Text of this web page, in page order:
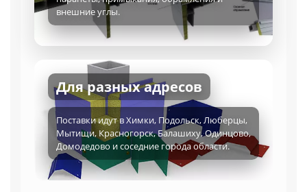
внешние углы.
Для разных адресов
Поставки идут в Химки, Подольск, Люберцы,
Мытищи, Красногорск, Балашиху, Одинцово,
Домодедово и соседние города области.